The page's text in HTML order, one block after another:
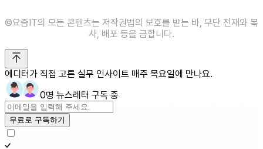
©️요즘IT의 모든 콘텐츠는 저작권법의 보호를 받는 바, 무단 전재와 복
사, 배포 등을 금합니다.
에디터가 직접 고른 실무 인사이트 매주 목요일에 만나요.
0명 뉴스레터 구독 중
무료로 구독하기